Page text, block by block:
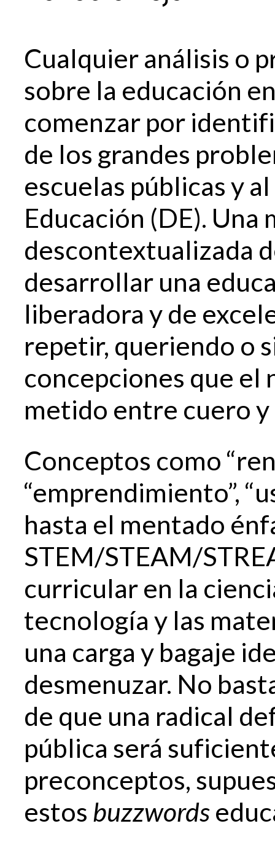
Cualquier análisis o
sobre la educación
comenzar por
de los grandes
escuelas públicas y
Educación (DE). Una
descontextualizada
desarrollar una
liberadora y de
repetir, queriendo o
concepciones que el
metido entre cuero y
Conceptos como
“emprendimiento”,
hasta el mentado
STEM/STEAM/
curricular en la
tecnología y las
una carga y bagaje
desmenuzar. No
de que una radical
pública será
preconceptos,
estos buzzwords